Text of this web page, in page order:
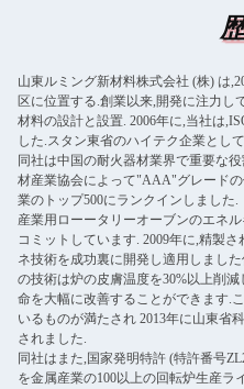
山東ルミング新材料株式会社 (株) は
区に位置する.創業以来,開発に注力し
材料の設計と設置. 2006年に,当社は
した.スタン東省のハイテク企業とし
同社は中国の耐火器材業界で重要な
材産業協会によって"AAA"グレード
業のトップ500にランクインしました.
産業用ローータリーオーブンのエネ
コミットしています. 2009年に,精製
ネ技術を成功裏に開発し適用しまし
の技術は炉の皮膚温度を30%以上削
命を大幅に改善することができます.
いるものが満たされ 2013年に山東省
されました.
同社はまた,国家発明特許 (特許番号
を金属産業の100以上の回転炉生産